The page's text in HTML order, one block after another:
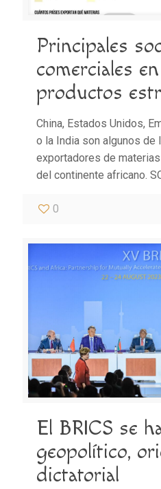
Principales
comerciales
productos
China, Estados Unidos,
o la India son algunos de
exportadores de
del continente africano.
0
El BRICS se
geopolítico,
dictatorial